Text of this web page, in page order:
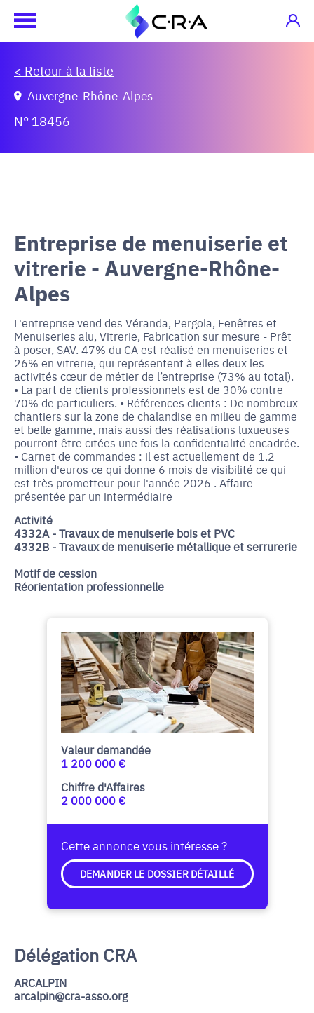
< Retour à la liste
N° 18456
Auvergne-Rhône-Alpes
Entreprise de menuiserie et
vitrerie - Auvergne-Rhône-
Alpes
L'entreprise vend des Véranda, Pergola, Fenêtres et
Menuiseries alu, Vitrerie, Fabrication sur mesure - Prêt
à poser, SAV. 47% du CA est réalisé en menuiseries et
26% en vitrerie, qui représentent à elles deux les
activités cœur de métier de l’entreprise (73% au total).
• La part de clients professionnels est de 30% contre
70% de particuliers. • Références clients : De nombreux
chantiers sur la zone de chalandise en milieu de gamme
et belle gamme, mais aussi des réalisations luxueuses
pourront être citées une fois la confidentialité encadrée.
• Carnet de commandes : il est actuellement de 1.2
million d'euros ce qui donne 6 mois de visibilité ce qui
est très prometteur pour l'année 2026 . Affaire
présentée par un intermédiaire
Activité
4332A - Travaux de menuiserie bois et PVC
4332B - Travaux de menuiserie métallique et serrurerie
Motif de cession
Réorientation professionnelle
Valeur demandée
1 200 000 €
Chiffre d'Affaires
2 000 000 €
Cette annonce vous intéresse ?
DEMANDER LE DOSSIER DÉTAILLÉ
Délégation CRA
ARCALPIN
arcalpin@cra-asso.org